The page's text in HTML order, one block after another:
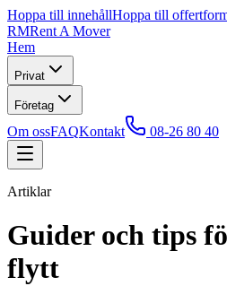
Hoppa till innehållHoppa till
RMRent A Mover
Hem
Privat
Företag
Om ossFAQKontakt 08-26 80 40
Artiklar
Guider och tips
flytt